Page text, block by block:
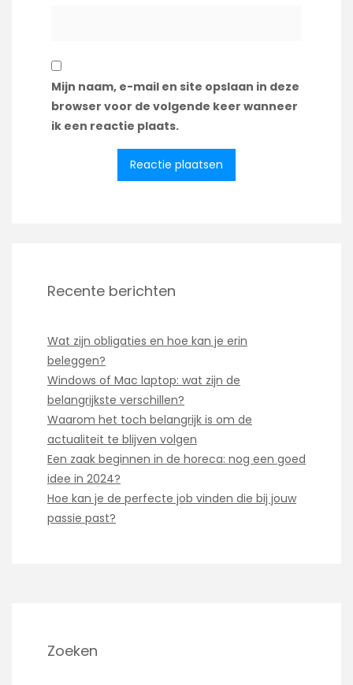
Mijn naam, e-mail en site opslaan in deze
browser voor de volgende keer wanneer
ik een reactie plaats.
Recente berichten
Wat zijn obligaties en hoe kan je erin
beleggen?
Windows of Mac laptop: wat zijn de
belangrijkste verschillen?
Waarom het toch belangrijk is om de
actualiteit te blijven volgen
Een zaak beginnen in de horeca: nog een goed
idee in 2024?
Hoe kan je de perfecte job vinden die bij jouw
passie past?
Zoeken